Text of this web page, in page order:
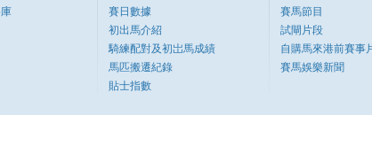
賽日數據
初出馬介紹
騎練配對及初岀馬成績
馬匹搬遷紀錄
貼士指數
賽馬節目
試閘片段
自購馬來港前賽事
賽馬娛樂新聞